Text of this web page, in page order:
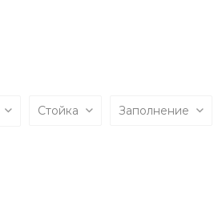
Стойка Заполнение